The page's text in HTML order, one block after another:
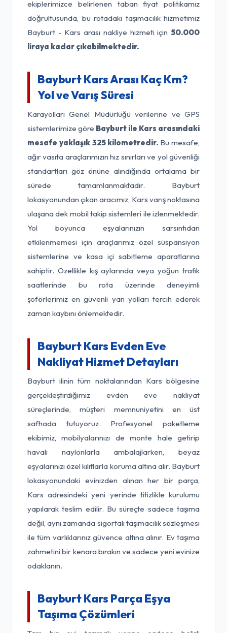
ekiplerimizce belirlenen taban fiyat politikamız
doğrultusunda, bu rotadaki taşımacılık hizmetimiz
Bayburt - Kars arası nakliye hizmeti için 50.000
liraya kadar çıkabilmektedir.
Bayburt Kars Arası Kaç Km?
Yol ve Varış Süresi
Karayolları Genel Müdürlüğü verilerine ve GPS
sistemlerimize göre Bayburt ile Kars arasındaki
mesafe yaklaşık 325 kilometredir. Bu mesafe,
ağır vasıta araçlarımızın hız sınırları ve yol güvenliği
standartları göz önüne alındığında ortalama bir
sürede tamamlanmaktadır. Bayburt
lokasyonundan çıkan aracımız, Kars varış noktasına
ulaşana dek mobil takip sistemleri ile izlenmektedir.
Yol boyunca eşyalarınızın sarsıntıdan
etkilenmemesi için araçlarımız özel süspansiyon
sistemlerine ve kasa içi sabitleme aparatlarına
sahiptir. Özellikle kış aylarında veya yoğun trafik
saatlerinde bu rota üzerinde deneyimli
şoförlerimiz en güvenli yan yolları tercih ederek
zaman kaybını önlemektedir.
Bayburt Kars Evden Eve
Nakliyat Hizmet Detayları
Bayburt ilinin tüm noktalarından Kars bölgesine
gerçekleştirdiğimiz evden eve nakliyat
süreçlerinde, müşteri memnuniyetini en üst
safhada tutuyoruz. Profesyonel paketleme
ekibimiz, mobilyalarınızı de monte hale getirip
havalı naylonlarla ambalajlarken, beyaz
eşyalarınızı özel kılıflarla koruma altına alır. Bayburt
lokasyonundaki evinizden alınan her bir parça,
Kars adresindeki yeni yerinde titizlikle kurulumu
yapılarak teslim edilir. Bu süreçte sadece taşıma
değil, aynı zamanda sigortalı taşımacılık sözleşmesi
ile tüm varlıklarınız güvence altına alınır. Ev taşıma
zahmetini bir kenara bırakın ve sadece yeni evinize
odaklanın.
Bayburt Kars Parça Eşya
Taşıma Çözümleri